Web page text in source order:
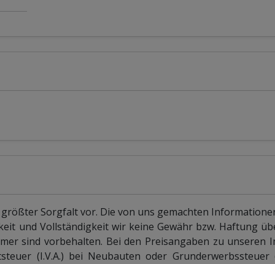
Sorgfalt vor. Die von uns gemachten
und Vollständigkeit wir keine Gewähr bzw. Haftung
sind vorbehalten. Bei den Preisangaben zu unseren
(I.V.A.) bei Neubauten oder Grunderwerbssteuer